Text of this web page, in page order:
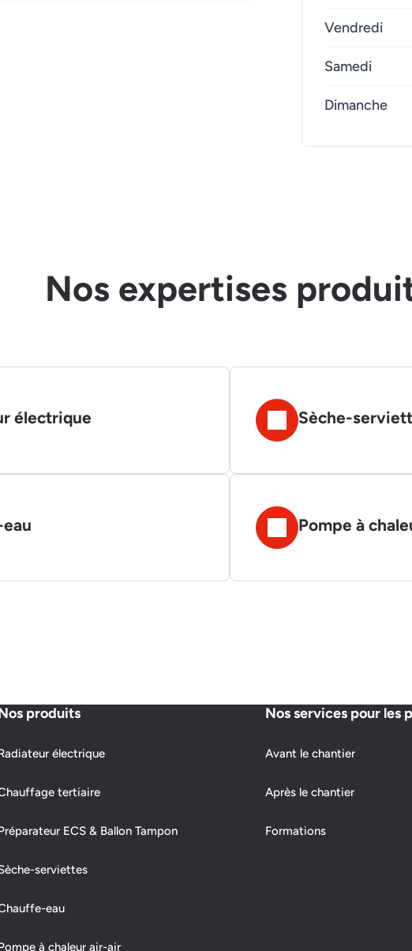
Vendredi
Samedi
Dimanche
Nos expertises
électrique Sèche-
Pompe à
produits
électrique
tertiaire
ECS & Ballon Tampon
serviettes
eau
à chaleur air-air
Nos services pour les
Avant le chantier
Après le chantier
Formations